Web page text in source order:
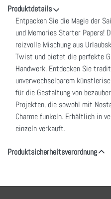
Produktdetails
Entpacken Sie die Magie der
und Memories Starter Papers!
reizvolle Mischung aus
Twist und bietet die perfekte
Handwerk. Entdecken Sie
unverwechselbarem
für die Gestaltung von
Projekten, die sowohl mit
Charme funkeln. Erhältlich in
einzeln verkauft.
Produktsicherheitsverordnung